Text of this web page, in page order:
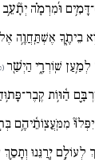
וּ֜מִרְמָ֗ה יְתָ֘עֵ֥ב
בֵיתֶ֑ךָ אֶשְׁתַּֽחֲוֶ֥ה
לְמַ֥עַן שֽׁוֹרְרָ֑י הַיְשַׁ֖ר
הַ֫וּ֥וֹת
מִמֹּֽעֲצֽוֹתֵ֫יהֶ֥ם
לְעוֹלָ֣ם יְ֖רַנֵּנוּ